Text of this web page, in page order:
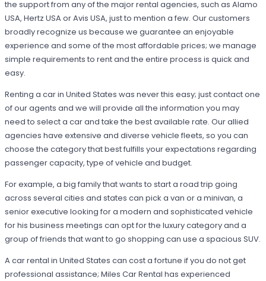
the support from any of the major rental agencies, such as Alamo
USA, Hertz USA or Avis USA, just to mention a few. Our customers
broadly recognize us because we guarantee an enjoyable
experience and some of the most affordable prices; we manage
simple requirements to rent and the entire process is quick and
easy.
Renting a car in United States was never this easy; just contact one
of our agents and we will provide all the information you may
need to select a car and take the best available rate. Our allied
agencies have extensive and diverse vehicle fleets, so you can
choose the category that best fulfills your expectations regarding
passenger capacity, type of vehicle and budget.
For example, a big family that wants to start a road trip going
across several cities and states can pick a van or a minivan, a
senior executive looking for a modern and sophisticated vehicle
for his business meetings can opt for the luxury category and a
group of friends that want to go shopping can use a spacious SUV.
A car rental in United States can cost a fortune if you do not get
professional assistance; Miles Car Rental has experienced